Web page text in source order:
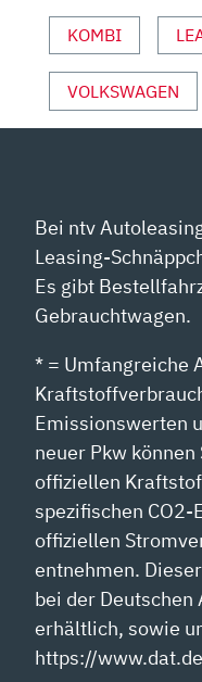
VON
YOUTUBE
KOMBI
VOLKSWAGEN
Bei ntv
Leasing-
Es gibt
Gebrauchtwagen.
* = Umfangreiche
Emissionswerten
neuer Pkw
offiziellen
spezifischen CO2-
offiziellen
entnehmen.
bei der Deutschen
erhältlich, sowie
https://